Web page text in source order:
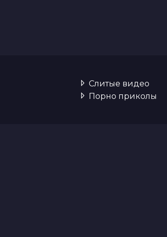
Слитые видео
Порно приколы